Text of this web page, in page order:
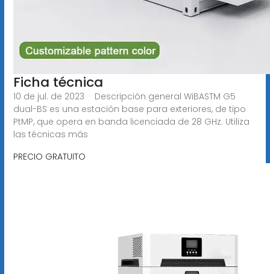
Ficha técnica
10 de jul. de 2023 · Descripción general WiBASTM G5
dual-BS es una estación base para exteriores, de tipo
PtMP, que opera en banda licenciada de 28 GHz. Utiliza
las técnicas más
PRECIO GRATUITO